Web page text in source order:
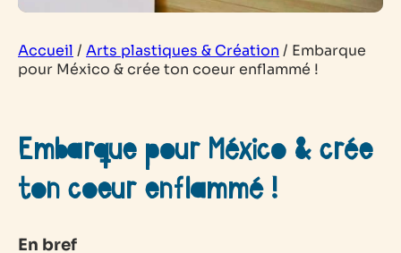
Accueil / Arts plastiques & Création / Embarque
pour México & crée ton coeur enflammé !
Embarque pour México & crée
ton coeur enflammé !
En bref